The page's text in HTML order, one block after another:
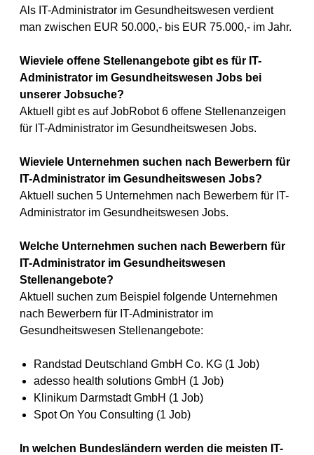
Als IT-Administrator im Gesundheitswesen verdient
man zwischen EUR 50.000,- bis EUR 75.000,- im Jahr.
Wieviele offene Stellenangebote gibt es für IT-
Administrator im Gesundheitswesen Jobs bei
unserer Jobsuche?
Aktuell gibt es auf JobRobot 6 offene Stellenanzeigen
für IT-Administrator im Gesundheitswesen Jobs.
Wieviele Unternehmen suchen nach Bewerbern für
IT-Administrator im Gesundheitswesen Jobs?
Aktuell suchen 5 Unternehmen nach Bewerbern für IT-
Administrator im Gesundheitswesen Jobs.
Welche Unternehmen suchen nach Bewerbern für
IT-Administrator im Gesundheitswesen
Stellenangebote?
Aktuell suchen zum Beispiel folgende Unternehmen
nach Bewerbern für IT-Administrator im
Gesundheitswesen Stellenangebote:
Randstad Deutschland GmbH Co. KG (1 Job)
adesso health solutions GmbH (1 Job)
Klinikum Darmstadt GmbH (1 Job)
Spot On You Consulting (1 Job)
In welchen Bundesländern werden die meisten IT-